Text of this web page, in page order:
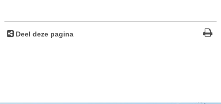
Deel deze pagina